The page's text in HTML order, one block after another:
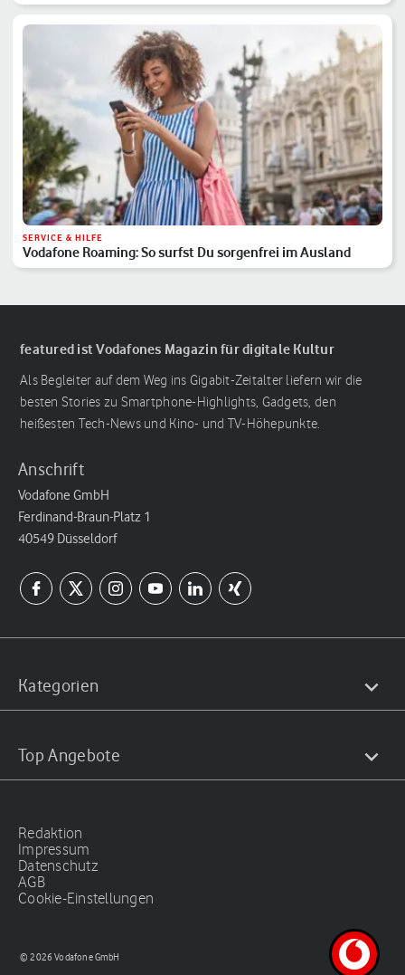
SERVICE & HILFE
Vodafone Roaming: So surfst Du sorgenfrei im Ausland
featured ist Vodafones Magazin für digitale Kultur
Als Begleiter auf dem Weg ins Gigabit-Zeitalter liefern wir die
besten Stories zu Smartphone-Highlights, Gadgets, den
heißesten Tech-News und Kino- und TV-Höhepunkte.
Anschrift
Vodafone GmbH
Ferdinand-Braun-Platz 1
40549 Düsseldorf
Kategorien
Top Angebote
Redaktion
Impressum
Datenschutz
AGB
Cookie-Einstellungen
© 2026 Vodafone GmbH